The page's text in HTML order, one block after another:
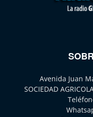
Avenida Juan
SOCIEDAD